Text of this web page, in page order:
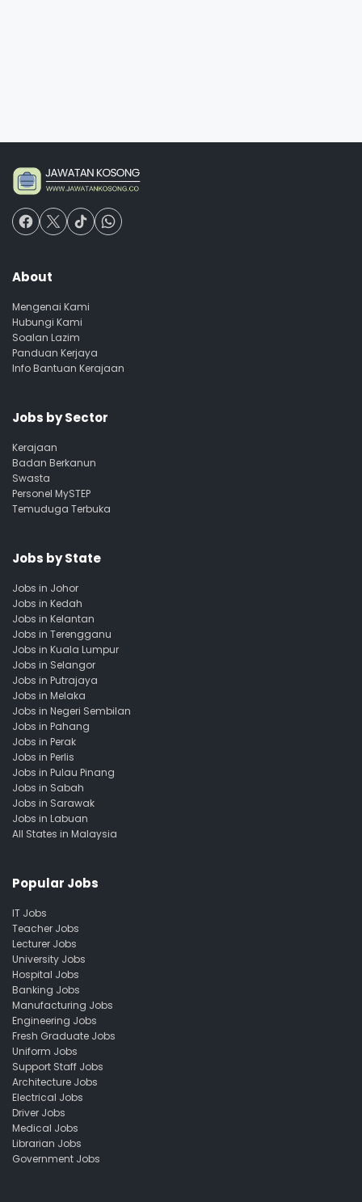
About
Mengenai Kami
Hubungi Kami
Soalan Lazim
Panduan Kerjaya
Info Bantuan Kerajaan
Jobs by Sector
Kerajaan
Badan Berkanun
Swasta
Personel MySTEP
Temuduga Terbuka
Jobs by State
Jobs in Johor
Jobs in Kedah
Jobs in Kelantan
Jobs in Terengganu
Jobs in Kuala Lumpur
Jobs in Selangor
Jobs in Putrajaya
Jobs in Melaka
Jobs in Negeri Sembilan
Jobs in Pahang
Jobs in Perak
Jobs in Perlis
Jobs in Pulau Pinang
Jobs in Sabah
Jobs in Sarawak
Jobs in Labuan
All States in Malaysia
Popular Jobs
IT Jobs
Teacher Jobs
Lecturer Jobs
University Jobs
Hospital Jobs
Banking Jobs
Manufacturing Jobs
Engineering Jobs
Fresh Graduate Jobs
Uniform Jobs
Support Staff Jobs
Architecture Jobs
Electrical Jobs
Driver Jobs
Medical Jobs
Librarian Jobs
Government Jobs